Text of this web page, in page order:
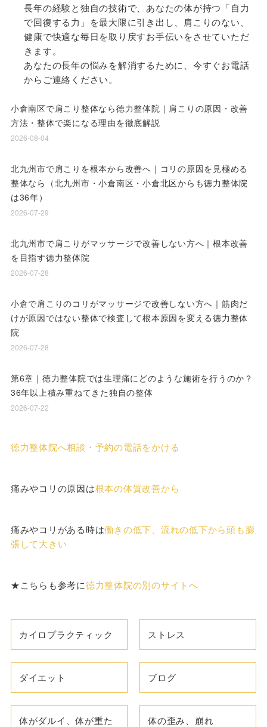
長年の経験と独自の技術で、あなたの体が持つ「自力
で回復する力」を最大限に引き出し、肩こりのない、
健康で快適な毎日を取り戻すお手伝いをさせていただ
きます。
あなたの長年の悩みを解消するために、今すぐお電話
からご連絡ください。
小倉南区で肩こり整体なら徳力整体院｜肩こりの原因・改善
方法・整体で楽になる理由を徹底解説
2026-08-04
北九州市で肩こりを根本から改善へ｜コリの原因を見極める
整体なら（北九州市・小倉南区・小倉北区からも徳力整体院
は36年）
2026-07-29
北九州市で肩こりがマッサージで改善しない方へ｜根本改善
を目指す徳力整体院
2026-07-28
小倉で肩こりのコリがマッサージで改善しない方へ｜筋肉だ
けが原因ではない整体で検査して根本原因を変える徳力整体
院
2026-07-28
第6章｜徳力整体院では生理痛にどのような施術を行うのか？
36年以上積み重ねてきた独自の整体
2026-07-22
徳力整体院へ相談・予約の電話をかける
痛みやコリの原因は根本の体質改善から
痛みやコリがある時は働きの低下、流れの低下から頭も膨
張して大きい
★こちらも参考に徳力整体院の別のサイトへ
カイロプラクティック ストレス
ダイエット ブログ
体がダルイ、体が重た
体の歪み、崩れ